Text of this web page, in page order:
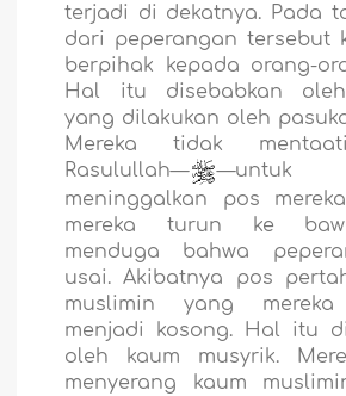
terjadi di dekatnya. Pada
dari peperangan tersebut
berpihak kepada orang-
Hal itu disebabkan
yang dilakukan oleh
Mereka tidak
Rasulullah—
meninggalkan pos
mereka turun ke
menduga bahwa
usai. Akibatnya pos
muslimin yang mereka
menjadi kosong. Hal itu
oleh kaum musyrik.
menyerang kaum